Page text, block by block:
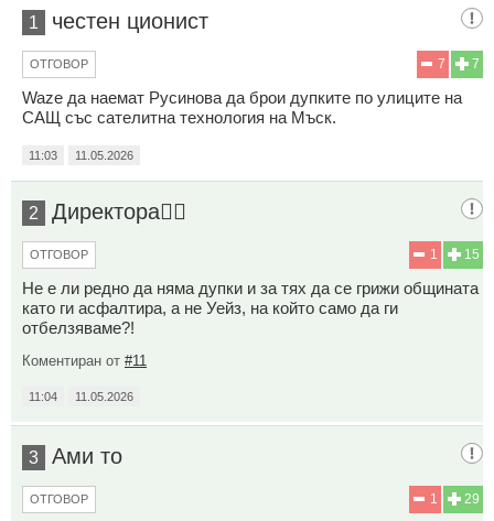
1 честен ционист
7
7
ОТГОВОР
Waze да наемат Русинова да брои дупките по улиците на
САЩ със сателитна технология на Мъск.
11:03 11.05.2026
2 Директора👨‍✈️
15
1
ОТГОВОР
Не е ли редно да няма дупки и за тях да се грижи общината
като ги асфалтира, а не Уейз, на който само да ги
отбелзяваме?!
Коментиран от #11
11:04 11.05.2026
3 Ами то
29
1
ОТГОВОР